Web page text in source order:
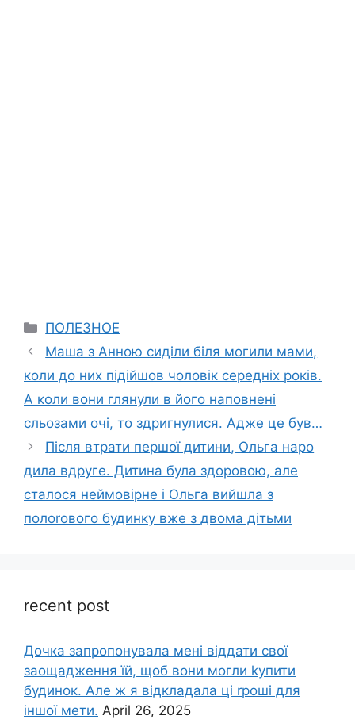
Categories
ПОЛЕЗНОЕ
Маша з Анною сиділи біля могили мами,
коли до них підійшов чоловік середніх років.
А коли вони глянули в його наповнені
сльозами очі, то здригнулися. Адже це був…
Після втрати першої дитини, Ольга наро
дила вдруге. Дитина була здоровою, але
сталося неймовірне і Ольга вийшла з
полоrового будинку вже з двома дітьми
recent post
Дочка запpопонувала мені віддати свої
заощадження їй, щоб вони могли kупити
будинок. Але ж я відкладала ці rроші для
іншої мети. April 26, 2025